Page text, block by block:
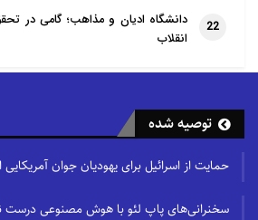
22
دانشگاه ادیان و مذاهب؛ گامی در
انقلاب
توصیه شده
حمایت از اسرائیل برای یهودیان جوان
سخنرانی‌های پاپ لئو با هوش مصنوعی درست